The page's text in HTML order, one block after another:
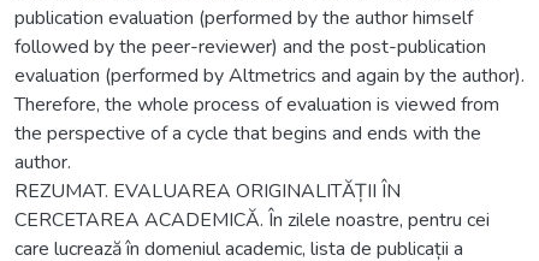
publication evaluation (performed by the author himself
followed by the peer-reviewer) and the post-publication
evaluation (performed by Altmetrics and again by the author).
Therefore, the whole process of evaluation is viewed from
the perspective of a cycle that begins and ends with the
author.
REZUMAT. EVALUAREA ORIGINALITĂȚII ÎN
CERCETAREA ACADEMICĂ. În zilele noastre, pentru cei
care lucrează în domeniul academic, lista de publicații a